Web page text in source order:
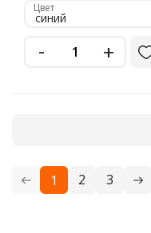
Цвет
синий
- +
1 2 3